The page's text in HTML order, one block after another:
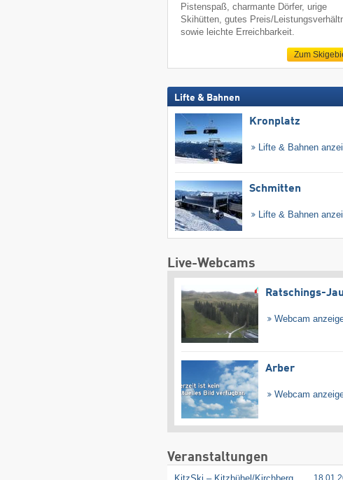
Pistenspaß, charmante Dörfer, urige
Skihütten, gutes Preis/
sowie leichte Erreichbarkeit.
Zum
Lifte & Bahnen
Kronplatz
Lifte & Bahnen
Schmitten
Lifte & Bahnen
Live-Webcams
Ratschings-
Webcam
Arber
Webcam
Veranstaltungen